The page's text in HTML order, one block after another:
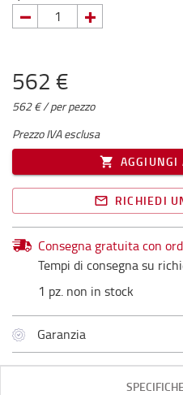
562 €
562 € / per pezzo
Prezzo IVA esclusa
AGGIUNGI
RICHIEDI
Consegna gratuita con
Tempi di consegna su
1 pz. non in stock
Garanzia